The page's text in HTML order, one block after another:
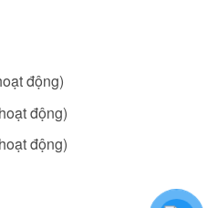
động)
động)
động)